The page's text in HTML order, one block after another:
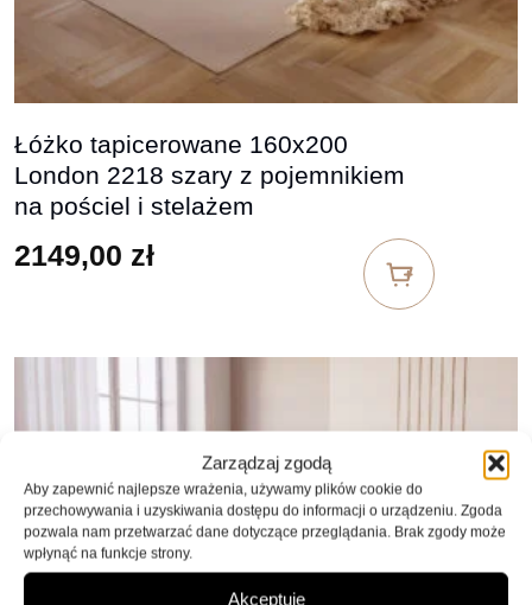
Zarządzaj zgodą
Aby zapewnić najlepsze wrażenia, używamy plików cookie do
przechowywania i uzyskiwania dostępu do informacji o urządzeniu. Zgoda
pozwala nam przetwarzać dane dotyczące przeglądania. Brak zgody może
wpłynąć na funkcje strony.
Akceptuję
Łóżko tapicerowane 160x200
London 2218 szary z pojemnikiem
na pościel i stelażem
2149,00 zł